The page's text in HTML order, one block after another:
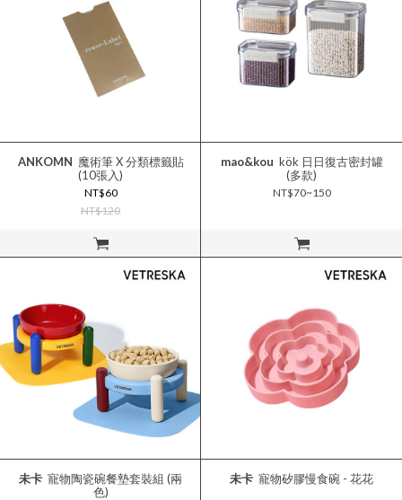
立即購買
ANKOMN
(10張入)
NT$60
NT$120
立即購買
mao&kou
(多款)
NT$70~150
未卡
色)
未卡 寵物矽膠慢食碗 - 花花